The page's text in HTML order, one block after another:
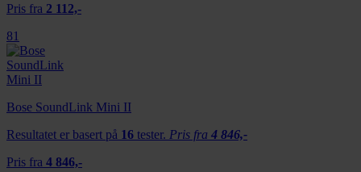
Pris fra 2 112,-
81
Bose SoundLink Mini II
Resultatet er basert på 16 tester. Pris fra 4 846,-
Pris fra 4 846,-